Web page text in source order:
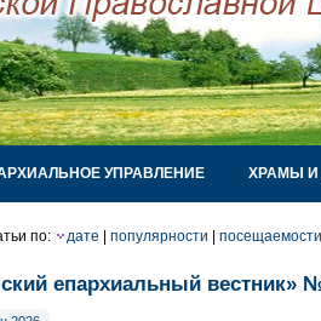
УПРАВЛЕНИЕ ХРАМЫ
по: дате популярности посещаемости
епархиальный вестник»